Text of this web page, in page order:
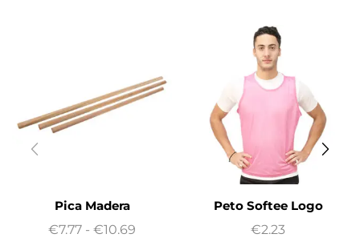
Pica Madera
€7.77 - €10.69
Peto Softee Logo
€2.23